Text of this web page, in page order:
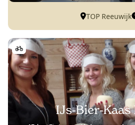
TOP Reeuwijk
IJs-Bier-Kaas